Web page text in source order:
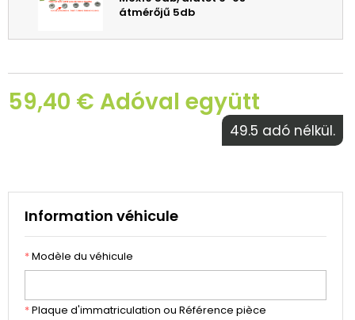
átmérőjű 5db
59,40 € Adóval együtt
49.5 adó nélkül.
Information véhicule
*Modèle du véhicule
*Plaque d'immatriculation ou Référence pièce